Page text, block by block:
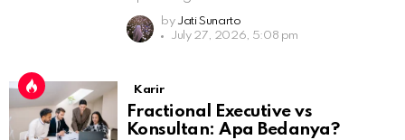
by Jati Sunarto
July 27, 2026, 5:08 pm
Karir
Fractional Executive vs
Konsultan: Apa Bedanya?